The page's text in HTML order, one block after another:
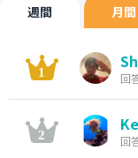
週間 月間
回
回